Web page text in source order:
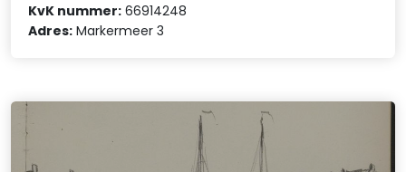
KvK nummer: 66914248
Adres: Markermeer 3